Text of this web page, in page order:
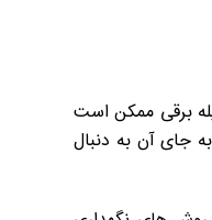
برقی ممکن است
جای آن به دنبال